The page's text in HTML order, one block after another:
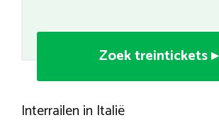
Zoek treintickets ▸
Interrailen in Italië